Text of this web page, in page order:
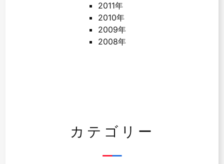
2011年
2010年
2009年
2008年
カテゴリー